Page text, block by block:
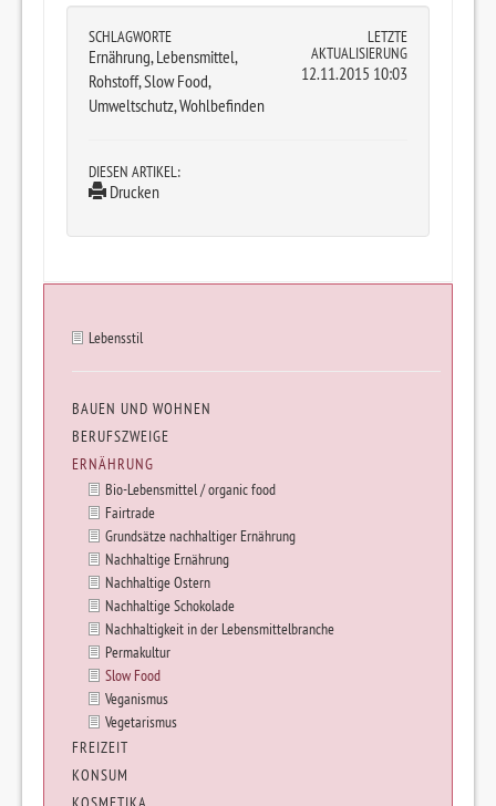
SCHLAGWORTE
Ernährung, Lebensmittel,
Rohstoff, Slow Food,
Umweltschutz, Wohlbefinden
LETZTE
AKTUALISIERUNG
12.11.2015 10:03
DIESEN ARTIKEL:
Drucken
Lebensstil
BAUEN UND WOHNEN
BERUFSZWEIGE
ERNÄHRUNG
Bio-Lebensmittel / organic food
Fairtrade
Grundsätze nachhaltiger Ernährung
Nachhaltige Ernährung
Nachhaltige Ostern
Nachhaltige Schokolade
Nachhaltigkeit in der Lebensmittelbranche
Permakultur
Slow Food
Veganismus
Vegetarismus
FREIZEIT
KONSUM